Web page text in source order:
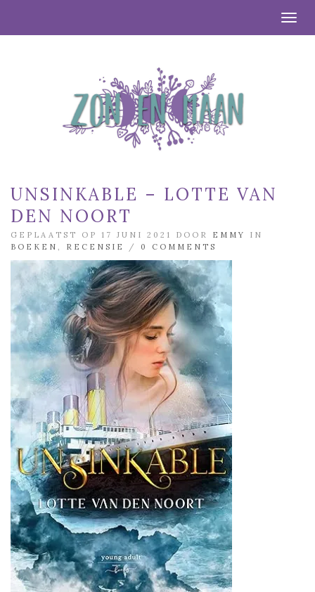
UNSINKABLE – LOTTE VAN
DEN NOORT
GEPLAATST OP 17 JUNI 2021 DOOR EMMY
IN
BOEKEN
RECENSIE / 0 COMMENTS